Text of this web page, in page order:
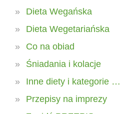
Dieta Wegańska
Dieta Wegetariańska
Co na obiad
Śniadania i kolacje
Inne diety i kategorie …
Przepisy na imprezy